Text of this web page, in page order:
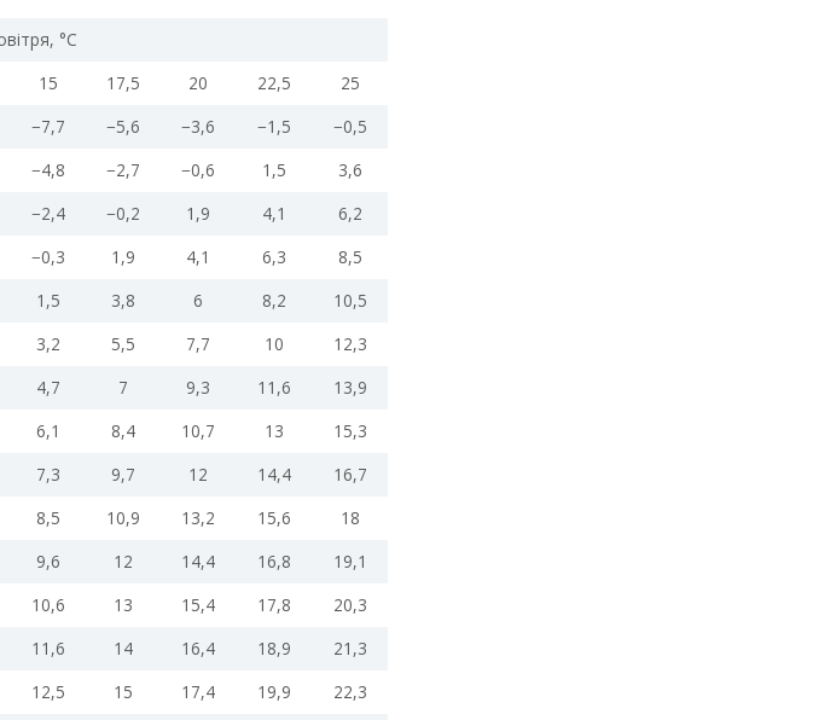
°С
15 17,5 20 22,5
25
−7,7 −5,6 −3,6 −1,5
−0,5
−4,8 −2,7 −0,6 1,5
3,6
−2,4 −0,2 1,9 4,1
6,2
−0,3 1,9 4,1 6,3
8,5
1,5 3,8 6 8,2
10,5
3,2 5,5 7,7 10
12,3
4,7 7 9,3 11,6
13,9
6,1 8,4 10,7 13
15,3
7,3 9,7 12 14,4
16,7
8,5 10,9 13,2 15,6
18
9,6 12 14,4 16,8
19,1
10,6 13 15,4 17,8
20,3
11,6 14 16,4 18,9
21,3
12,5 15 17,4 19,9
22,3